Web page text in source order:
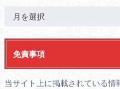
免責事項
当サイト上に掲載されている情